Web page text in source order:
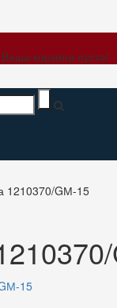
Ваша корзина пуста!
1210370/GМ-15